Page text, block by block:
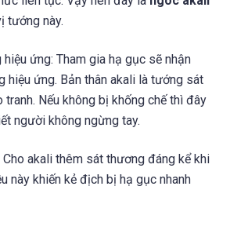
tướng này.
ứng: Tham gia hạ gục sẽ nhận
hiệu ứng. Bản thân akali là tướng sát
Nếu không bị khống chế thì đây
người không ngừng tay.
Cho akali thêm sát thương đáng kể khi
này khiến kẻ địch bị hạ gục nhanh